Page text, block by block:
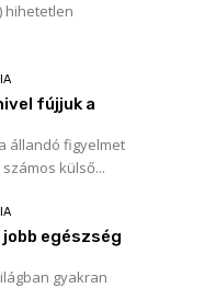
hihetetlen
fújjuk a
állandó figyelmet
külső...
egészség
gyakran